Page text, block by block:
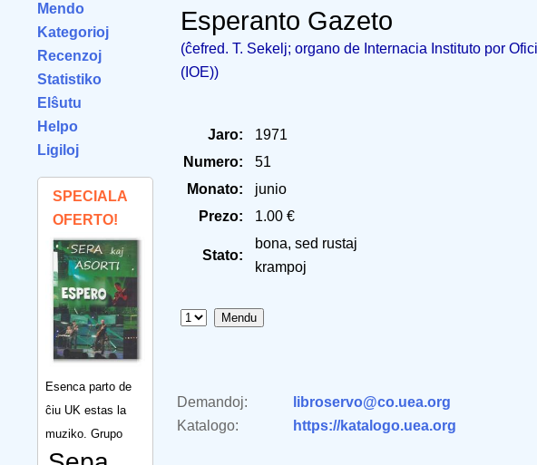
Mendo
Kategorioj
Recenzoj
Statistiko
Elŝutu
Helpo
Ligiloj
SPECIALA
OFERTO!
Esenca parto de
ĉiu UK estas la
muziko. Grupo
Esperanto Gazeto
(ĉefred. T. Sekelj; organo de Internacia Instituto por
(IOE))
Jaro:
1971
Numero:
51
Monato:
junio
Prezo:
1.00 €
Stato:
bona, sed rustaj
krampoj
Demandoj:
libroservo@co.uea.org
Katalogo:
https://katalogo.uea.org